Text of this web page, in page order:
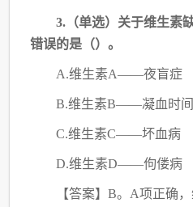
3.（单选）关于维生素
错误的是（）。
A.维生素A——夜盲症
B.维生素B——凝血时
C.维生素C——坏血病
D.维生素D——佝偻病
【答案】B。A项正确